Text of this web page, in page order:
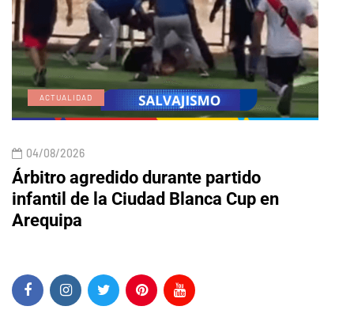
ACTUALIDAD
04/08/2026
Árbitro agredido durante partido
infantil de la Ciudad Blanca Cup en
Arequipa